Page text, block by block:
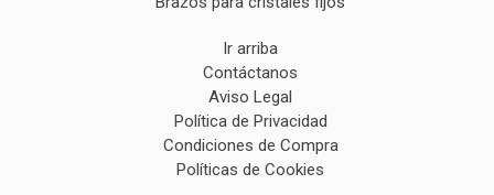
Ir arriba
Contáctanos
Aviso Legal
Política de Privacidad
Condiciones de Compra
Políticas de Cookies